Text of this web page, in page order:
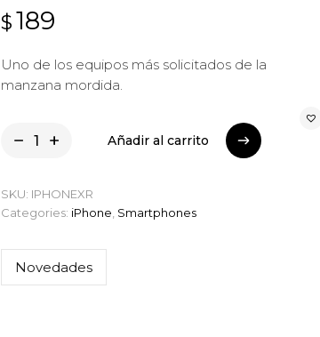
$189
Uno de los equipos más solicitados de la
manzana mordida.
Añadir al carrito
SKU: IPHONEXR
Categories: iPhone Smartphones
Novedades